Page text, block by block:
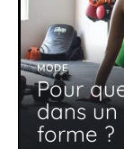
MODE
Pour
dans un
forme ?